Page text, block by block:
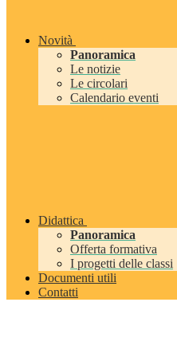
Novità
Panoramica
Le notizie
Le circolari
Calendario eventi
Didattica
Panoramica
Offerta formativa
I progetti delle classi
Documenti utili
Contatti